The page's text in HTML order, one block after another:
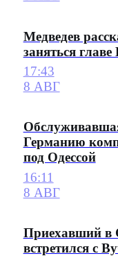
Медведев
заняться
17:43
8 АВГ
Германию
под Одессой
16:11
8 АВГ
Приехавший в
встретился с